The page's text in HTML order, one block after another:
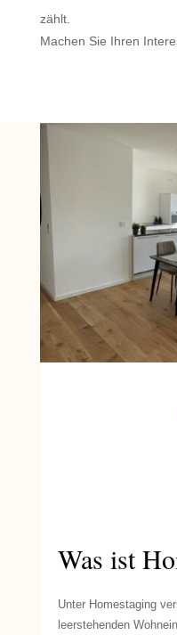
zählt.
Machen Sie Ihren
Was ist
Unter Homestaging
leerstehenden